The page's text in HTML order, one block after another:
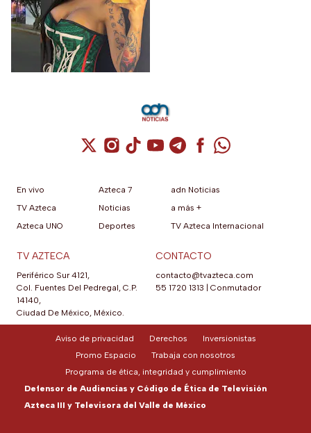
Cuenta de X / Twitter (se abre en una
Cuenta de Instagram (se abre en una
Cuenta de TikTok (se abre en
Cuenta de YouTube (se abre
Cuenta de Telegram (se
Cuenta de
Cuenta de
En vivo
TV Azteca
Azteca UNO
Azteca 7
Noticias
Deportes
adn Noticias
a más +
TV Azteca Internacional
TV AZTECA
Periférico Sur 4121,
Col. Fuentes Del Pedregal, C.P.
14140,
Ciudad De México, México.
CONTACTO
contacto@tvazteca.com
55 1720 1313
Conmutador
Aviso de privacidad Derechos
Inversionistas
Promo Espacio
Trabaja con nosotros
Programa de ética, integridad y cumplimiento
Defensor de Audiencias y Código de Ética de Televisión
Azteca III y Televisora del Valle de México